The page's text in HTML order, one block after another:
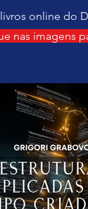
online do
nas imagens